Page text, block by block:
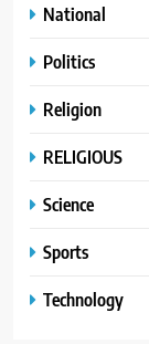
National
Politics
Religion
RELIGIOUS
Science
Sports
Technology